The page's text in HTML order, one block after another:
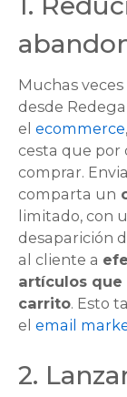
Muchas
desde
el ecommerce
cesta que por
comprar.
comparta un
limitado, con
desaparición
al cliente a
artículos
carrito. Esto
el email
2.